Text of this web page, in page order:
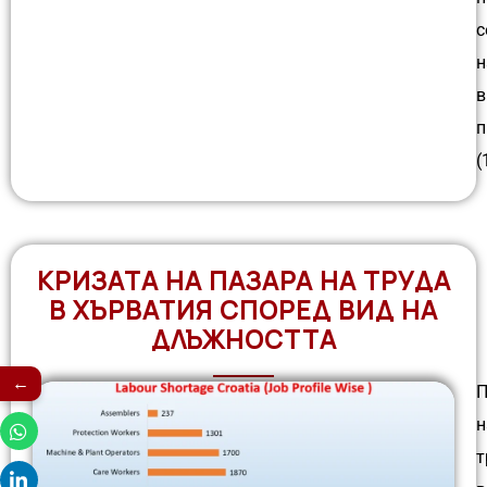
в
КРИЗАТА НА ПАЗАРА НА ТРУДА
В ХЪРВАТИЯ СПОРЕД ВИД НА
ДЛЪЖНОСТТА
←